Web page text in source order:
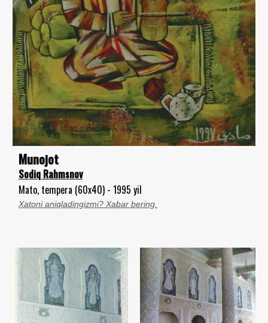
Munojot
Sodiq Rahmsnov
Mato, tempera (60x40) - 1995 yil
Xatoni aniqladingizmi? Xabar bering.